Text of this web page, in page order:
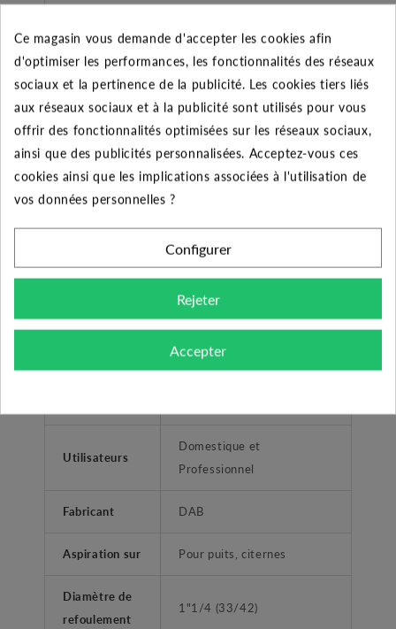
Tableau des performances
Débit
(m3/h)
0 1,2 2,4 3,6 4,8
Pression
HMT
86 79 70 52,8 26
CARACTÉRISTIQUES GÉNÉRALES
Accessoires
Livrée avec 20 m de câble
et un flotteur
65/50 MA
Utilisateurs
Domestique et
Professionnel
Fabricant DAB
Aspiration sur Pour puits, citernes
Diamètre de
refoulement
1"1/4 (33/42)
Ce magasin vous demande d'accepter les cookies afin
d'optimiser les performances, les fonctionnalités des réseaux
sociaux et la pertinence de la publicité. Les cookies tiers liés
aux réseaux sociaux et à la publicité sont utilisés pour vous
offrir des fonctionnalités optimisées sur les réseaux sociaux,
ainsi que des publicités personnalisées. Acceptez-vous ces
cookies ainsi que les implications associées à l'utilisation de
vos données personnelles ?
Configurer
Rejeter
Accepter